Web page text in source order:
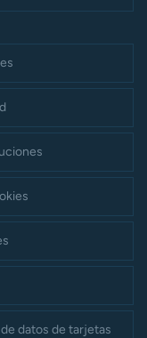
datos de tarjetas